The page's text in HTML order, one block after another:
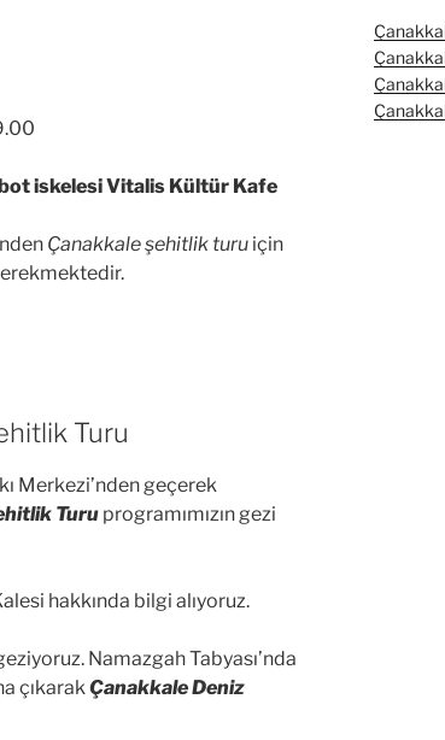
iskelesi Vitalis Kültür Kafe
Çanakkale şehitlik turu için
Turu
Merkezi’nden geçerek
Turu programımızın gezi
hakkında bilgi alıyoruz.
Namazgah Tabyası’nda
çıkarak Çanakkale Deniz